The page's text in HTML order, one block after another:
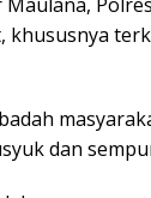
dan